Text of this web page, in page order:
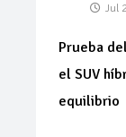
Jul
Prueba
el SUV
equilibrio